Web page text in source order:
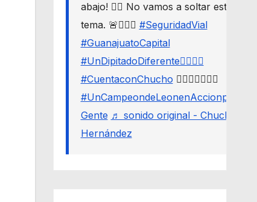
abajo! 👇🏼 No vamos a soltar este
tema. 🚨🙋🏾‍♂️ #SeguridadVial
#GuanajuatoCapital
#UnDipitadoDiferente🙋🏽‍♂️⚖️
#CuentaconChucho 🙋🏾‍♂️✌🏾☝🏾
#UnCampeondeLeonenAccionporLa
Gente ♬ sonido original - Chucho
Hernández